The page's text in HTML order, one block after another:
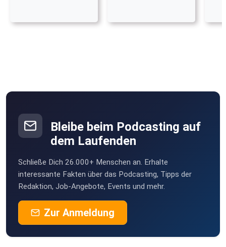
Bleibe beim Podcasting auf
dem Laufenden
Schließe Dich 26.000+ Menschen an. Erhalte
interessante Fakten über das Podcasting, Tipps der
Redaktion, Job-Angebote, Events und mehr.
Zur Anmeldung